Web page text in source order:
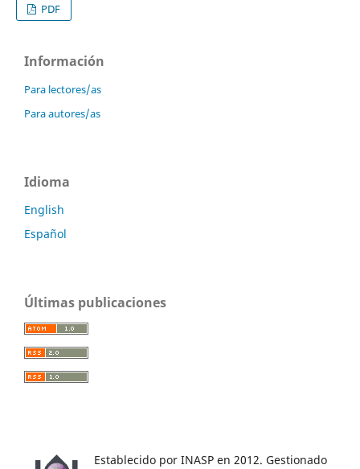
PDF
Información
Para lectores/as
Para autores/as
Idioma
English
Español
Últimas publicaciones
Establecido por INASP en 2012. Gestionado